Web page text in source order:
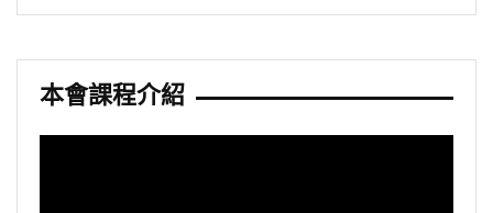
本會課程介紹